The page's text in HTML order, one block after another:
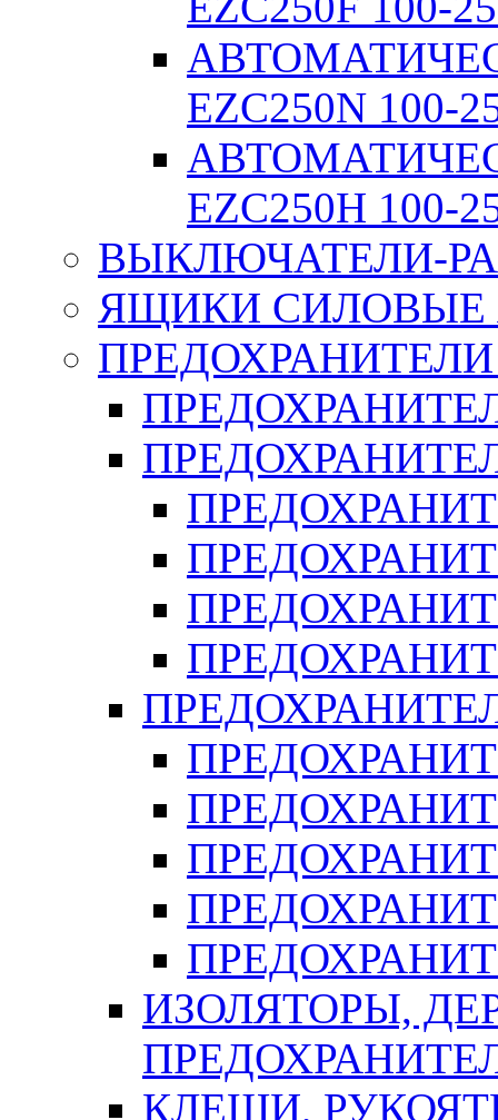
EZC250N 100-
EZC250H 100-
ВЫКЛЮЧАТЕЛИ-
ЯЩИКИ СИЛОВЫЕ
ИЗОЛЯТОРЫ,
КЛЕЩИ,